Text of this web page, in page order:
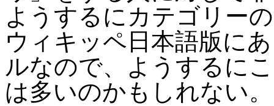
ようするにカテゴリー
ウィキッペ日本語版に
ルなので、ようするに
は多いのかもしれない。